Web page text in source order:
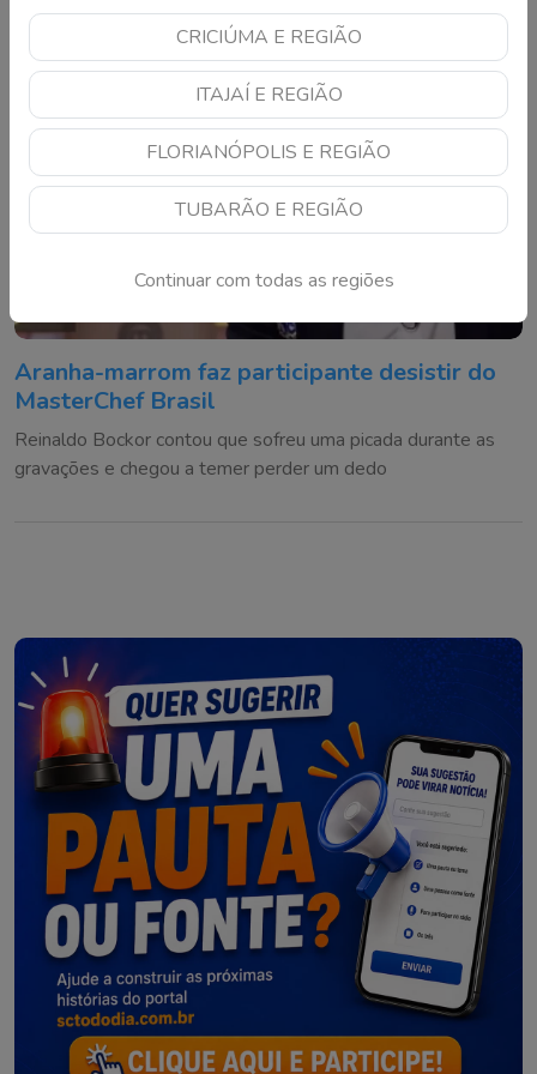
CRICIÚMA E REGIÃO
ITAJAÍ E REGIÃO
FLORIANÓPOLIS E REGIÃO
TUBARÃO E REGIÃO
Continuar com todas as regiões
Aranha-marrom faz participante desistir do
MasterChef Brasil
Reinaldo Bockor contou que sofreu uma picada durante as
gravações e chegou a temer perder um dedo